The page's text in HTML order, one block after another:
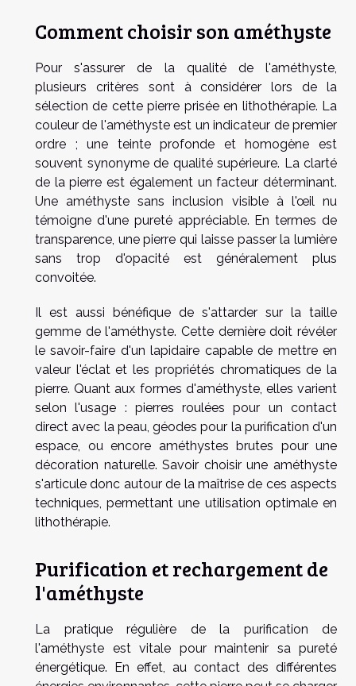
Comment choisir son améthyste
Pour s'assurer de la qualité de l'améthyste,
plusieurs critères sont à considérer lors de la
sélection de cette pierre prisée en lithothérapie. La
couleur de l'améthyste est un indicateur de premier
ordre ; une teinte profonde et homogène est
souvent synonyme de qualité supérieure. La clarté
de la pierre est également un facteur déterminant.
Une améthyste sans inclusion visible à l'œil nu
témoigne d'une pureté appréciable. En termes de
transparence, une pierre qui laisse passer la lumière
sans trop d'opacité est généralement plus
convoitée.
Il est aussi bénéfique de s'attarder sur la taille
gemme de l'améthyste. Cette dernière doit révéler
le savoir-faire d'un lapidaire capable de mettre en
valeur l'éclat et les propriétés chromatiques de la
pierre. Quant aux formes d'améthyste, elles varient
selon l'usage : pierres roulées pour un contact
direct avec la peau, géodes pour la purification d'un
espace, ou encore améthystes brutes pour une
décoration naturelle. Savoir choisir une améthyste
s'articule donc autour de la maîtrise de ces aspects
techniques, permettant une utilisation optimale en
lithothérapie.
Purification et rechargement de
l'améthyste
La pratique régulière de la purification de
l'améthyste est vitale pour maintenir sa pureté
énergétique. En effet, au contact des différentes